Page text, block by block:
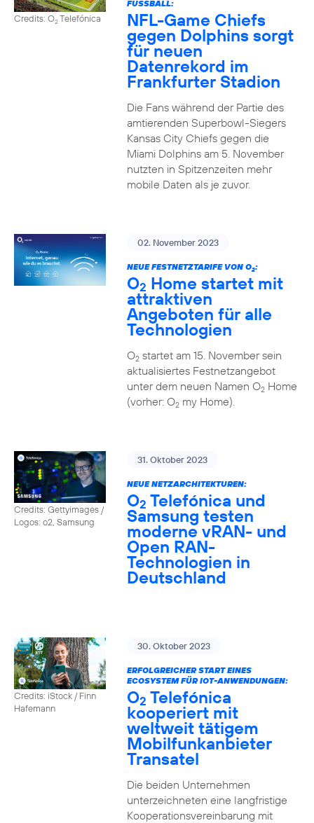
Credits: O2Telefónica
FUSSBALL:
NFL-Game Chiefs
gegen Dolphins sorgt
für neuen
Datenrekord im
Frankfurter Stadion
Die Fans während der Partie des
amtierenden Superbowl-Siegers
Kansas City Chiefs gegen die
Miami Dolphins am 5. November
nutzten in Spitzenzeiten mehr
mobile Daten als je zuvor.
02. November 2023
NEUE FESTNETZTARIFE VON O2:
O2 Home startet mit
attraktiven
Angeboten für alle
Technologien
O2startet am 15. November sein
aktualisiertes Festnetzangebot
unter dem neuen Namen O2Home
(vorher: O2my Home).
Credits: Gettyimages /
Logos: o2, Samsung
31. Oktober 2023
NEUE NETZARCHITEKTUREN:
O2 Telefónica und
Samsung testen
moderne vRAN- und
Open RAN-
Technologien in
Deutschland
Credits: iStock / Finn
Hafemann
30. Oktober 2023
ERFOLGREICHER START EINES
ECOSYSTEM FÜR IOT-ANWENDUNGEN:
O2 Telefónica
kooperiert mit
weltweit tätigem
Mobilfunkanbieter
Transatel
Die beiden Unternehmen
unterzeichneten eine langfristige
Kooperationsvereinbarung mit